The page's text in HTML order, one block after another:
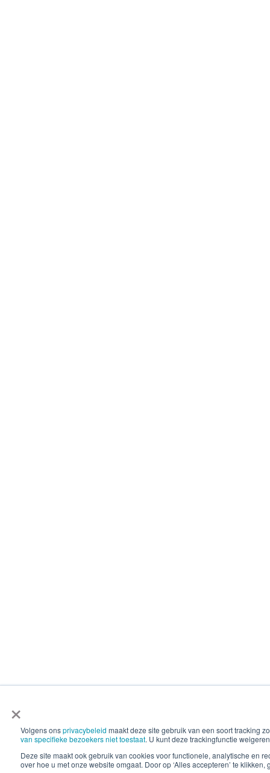
×
Volgens onsprivacybeleid maakt deze site gebruik van een soort tracking
van specifieke bezoekers niet toestaat. U kunt deze trackingfunctie
Deze site maakt ook gebruik van cookies voor functionele, analytische en
over hoe u met onze website omgaat. Door op ‘Alles accepteren’ te